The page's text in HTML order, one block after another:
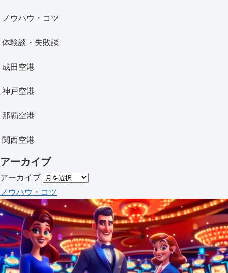
ノウハウ・コツ
体験談・失敗談
成田空港
神戸空港
那覇空港
関西空港
アーカイブ
アーカイブ
ノウハウ・コツ